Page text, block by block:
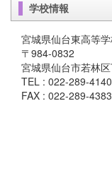
学校情報
宮城県仙台東高等
〒984-0832
宮城県仙台市若林
TEL : 022-289-4140
FAX : 022-289-4383